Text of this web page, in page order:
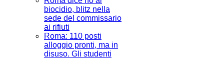
biocidio, blitz nella
sede del commissario
ai rifiuti
Roma: 110 posti
alloggio pronti, ma in
disuso. Gli studenti